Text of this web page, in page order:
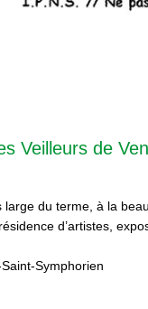
Veilleurs de
large du terme, à la
d’artistes,
Symphorien